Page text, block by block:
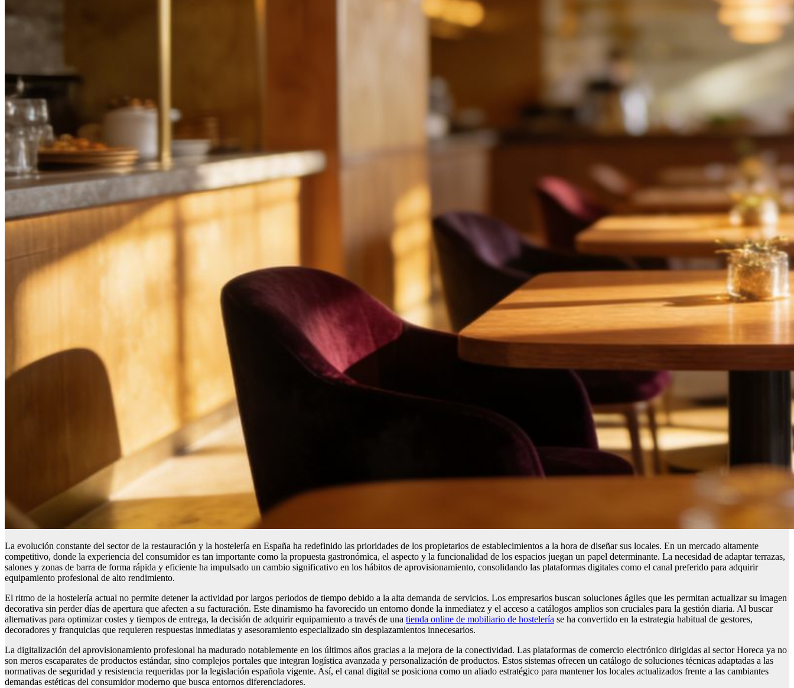
La evolución constante del sector de la restauración y la hostelería en España ha redefinido las prioridades de los propietarios de establecimientos a la hora de diseñar sus locales. En un mercado altamente
competitivo, donde la experiencia del consumidor es tan importante como la propuesta gastronómica, el aspecto y la funcionalidad de los espacios juegan un papel determinante. La necesidad de adaptar terrazas,
salones y zonas de barra de forma rápida y eficiente ha impulsado un cambio significativo en los hábitos de aprovisionamiento, consolidando las plataformas digitales como el canal preferido para adquirir
equipamiento profesional de alto rendimiento.
El ritmo de la hostelería actual no permite detener la actividad por largos periodos de tiempo debido a la alta demanda de servicios. Los empresarios buscan soluciones ágiles que les permitan actualizar su imagen
decorativa sin perder días de apertura que afecten a su facturación. Este dinamismo ha favorecido un entorno donde la inmediatez y el acceso a catálogos amplios son cruciales para la gestión diaria. Al buscar
alternativas para optimizar costes y tiempos de entrega, la decisión de adquirir equipamiento a través de una tienda online de mobiliario de hostelería se ha convertido en la estrategia habitual de gestores,
decoradores y franquicias que requieren respuestas inmediatas y asesoramiento especializado sin desplazamientos innecesarios.
La digitalización del aprovisionamiento profesional ha madurado notablemente en los últimos años gracias a la mejora de la conectividad. Las plataformas de comercio electrónico dirigidas al sector Horeca ya no
son meros escaparates de productos estándar, sino complejos portales que integran logística avanzada y personalización de productos. Estos sistemas ofrecen un catálogo de soluciones técnicas adaptadas a las
normativas de seguridad y resistencia requeridas por la legislación española vigente. Así, el canal digital se posiciona como un aliado estratégico para mantener los locales actualizados frente a las cambiantes
demandas estéticas del consumidor moderno que busca entornos diferenciadores.